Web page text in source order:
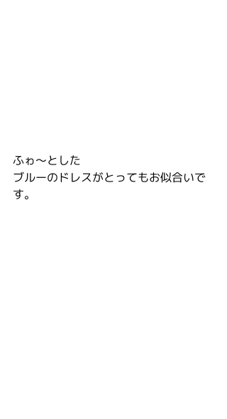
ふゎ〜とした
ブルーのドレスがとってもお似合いで
す。